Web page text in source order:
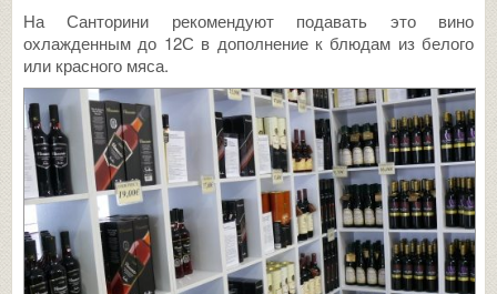
На Санторини рекомендуют подавать это вино
охлажденным до 12С в дополнение к блюдам из белого
или красного мяса.